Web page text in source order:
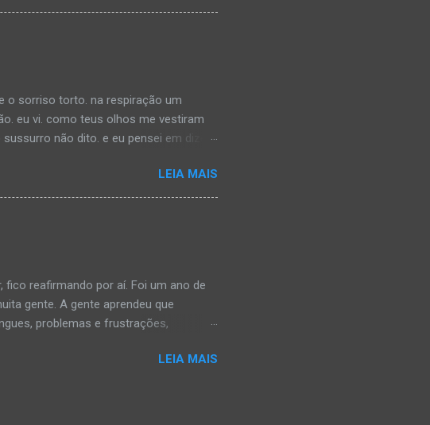
as informações que estava
o sorriso torto. na respiração um
eu vi. como teus olhos me vestiram
não dito. e eu pensei em dizer,
no calor do teu pescoço imaginado. na
imaginei tua boca:lenta. insegura,
alguém que provoca, sem saber o
LEIA MAIS
reafirmando por aí. Foi um ano de
gente. A gente aprendeu que
problemas e frustrações,
que nos frustrou do que do que
em tons de pastéis, e flutuando
LEIA MAIS